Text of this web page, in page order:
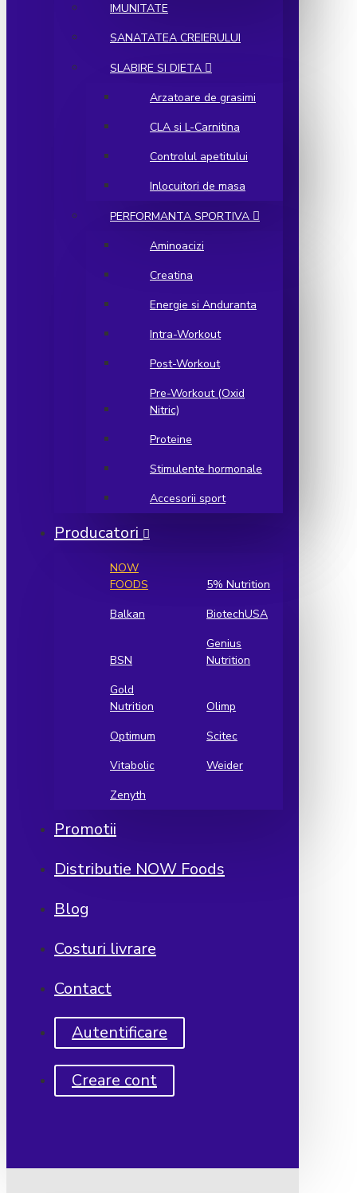
IMUNITATE
SANATATEA CREIERULUI
SLABIRE SI DIETA
Arzatoare de grasimi
CLA si L-Carnitina
Controlul apetitului
Inlocuitori de masa
PERFORMANTA SPORTIVA
Aminoacizi
Creatina
Energie si Anduranta
Intra-Workout
Post-Workout
Pre-Workout (Oxid
Nitric)
Proteine
Stimulente hormonale
Accesorii sport
Producatori
NOW
FOODS
5% Nutrition
Balkan
BiotechUSA
BSN
Genius
Nutrition
Gold
Nutrition
Olimp
Optimum
Scitec
Vitabolic
Weider
Zenyth
Promotii
Distributie NOW Foods
Blog
Costuri livrare
Contact
Autentificare
Creare cont